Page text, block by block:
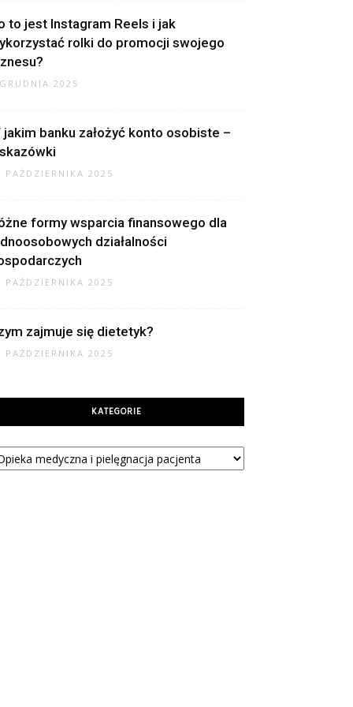
to jest Instagram Reels i jak
rolki do promocji swojego
2025
jakim banku założyć konto osobiste –
PAŹDZIERNIKA 2025
formy wsparcia finansowego dla
działalności
PAŹDZIERNIKA 2025
zajmuje się dietetyk?
PAŹDZIERNIKA 2025
KATEGORIE